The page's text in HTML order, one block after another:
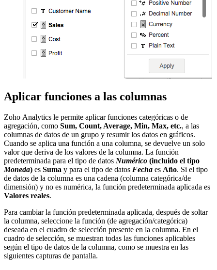
Aplicar funciones a las columnas
Zoho Analytics le permite aplicar funciones categóricas o de
agregación, como Sum, Count, Average, Min, Max, etc., a las
columnas de datos de un grupo y resumir los datos en gráficos.
Cuando se aplica una función a una columna, se devuelve un solo
valor que deriva de los valores de la columna. La función
predeterminada para el tipo de datos Numérico (incluido el tipo
Moneda) es Suma y para el tipo de datos Fecha es Año. Si el tipo
de datos de la columna es una cadena (columna categórica/de
dimensión) y no es numérica, la función predeterminada aplicada es
Valores reales.
Para cambiar la función predeterminada aplicada, después de soltar
la columna, seleccione la función (de agregación/categórica)
deseada en el cuadro de selección presente en la columna. En el
cuadro de selección, se muestran todas las funciones aplicables
según el tipo de datos de la columna, como se muestra en las
siguientes capturas de pantalla.